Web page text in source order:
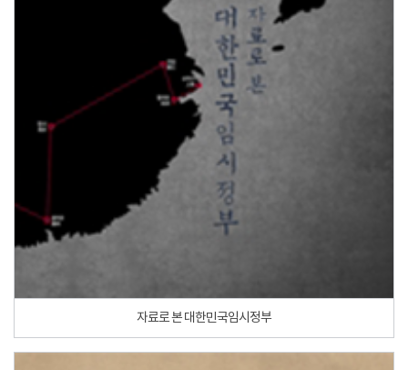
자료로 본 대한민국임시정부